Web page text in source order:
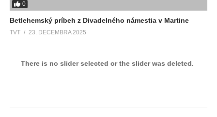
0
Betlehemský príbeh z Divadelného námestia v Martine
TVT 23. DECEMBRA 2025
There is no slider selected or the slider was deleted.